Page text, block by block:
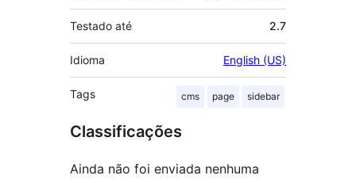
Testado até 2.7
Idioma English (US)
Tags cms page sidebar
Classificações
Ainda não foi enviada nenhuma